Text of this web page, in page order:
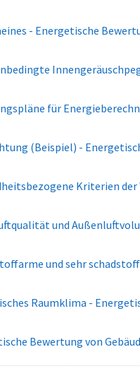
- Energetische
für
(Beispiel) -
Kriterien der
und
und sehr
Raumklima -
Bewertung von